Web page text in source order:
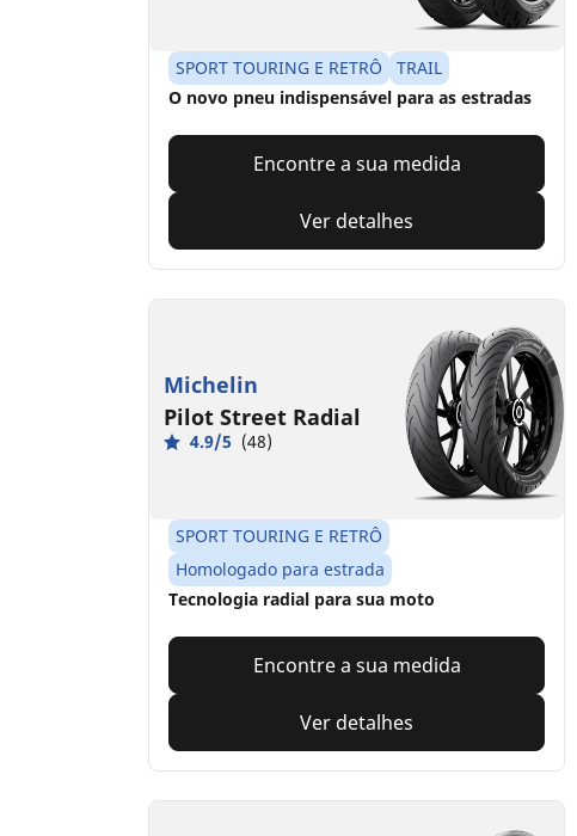
SPORT TOURING E RETRÔ
TRAIL
O novo pneu indispensável para as estradas
Encontre a sua medida
Ver detalhes
Michelin
Pilot Street Radial
4.9/5 (48)
SPORT TOURING E RETRÔ
Homologado para estrada
Tecnologia radial para sua moto
Encontre a sua medida
Ver detalhes